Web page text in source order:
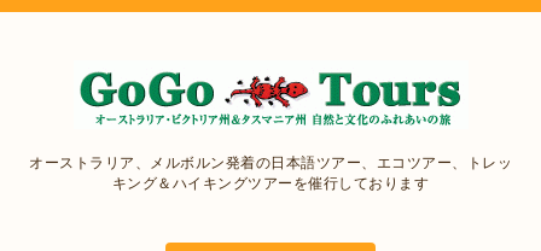
オーストラリア、メルボルン発着の日本語ツアー、エコツアー、トレッ
キング＆ハイキングツアーを催行しております